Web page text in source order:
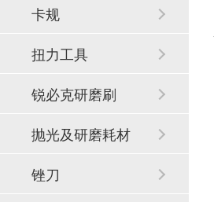
卡规
扭力工具
锐必克研磨刷
抛光及研磨耗材
锉刀